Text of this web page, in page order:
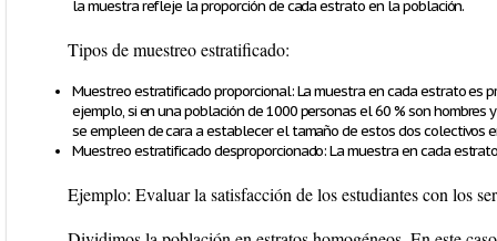
la muestra refleje la proporción de cada estrato en la población.
Tipos de muestreo estratificado:
Muestreo estratificado proporcional:La muestra en cada estrato es
ejemplo, si en una población de 1000 personas el 60 % son
se empleen de cara a establecer el tamaño de estos dos colectivos
Muestreo estratificado desproporcionado:La muestra en cada
Ejemplo: Evaluar la satisfacción de los estudiantes con los